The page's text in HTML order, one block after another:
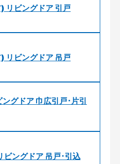
リビングドア 引戸
リビングドア 吊戸
グドア 巾広引戸･片引
ングドア 吊戸･引込